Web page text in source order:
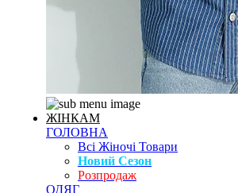
ЖІНКАМ
ГОЛОВНА
Всі Жіночі Товари
Новий Сезон
Розпродаж
ОДЯГ